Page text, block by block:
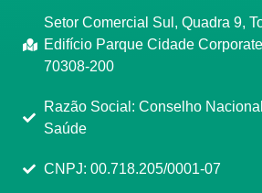
Setor Comercial Sul, Quadra 9,
Edifício Parque Cidade
70308-200
Razão Social: Conselho
Saúde
CNPJ: 00.718.205/0001-07